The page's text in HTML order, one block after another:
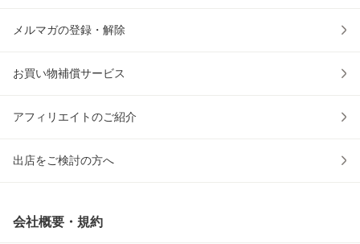
メルマガの登録・解除
お買い物補償サービス
アフィリエイトのご紹介
出店をご検討の方へ
会社概要・規約